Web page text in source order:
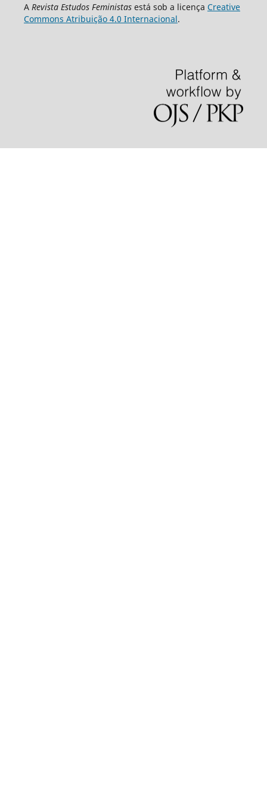
A Revista Estudos Feministasestá sob a licença Creative
Commons Atribuição 4.0 Internacional.